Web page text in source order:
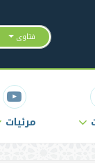
فتاوى
مرئيات